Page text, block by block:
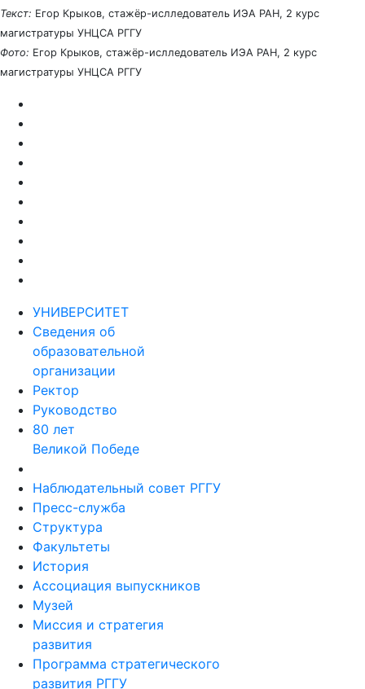
Текст: Егор Крыков, стажёр-ислледователь ИЭА РАН, 2 курс
магистратуры УНЦСА РГГУ
Фото: Егор Крыков, стажёр-ислледователь ИЭА РАН, 2 курс
магистратуры УНЦСА РГГУ
УНИВЕРСИТЕТ
Сведения об
образовательной
организации
Ректор
Руководство
80 лет
Великой Победе
Наблюдательный совет РГГУ
Пресс-служба
Структура
Факультеты
История
Ассоциация выпускников
Музей
Миссия и стратегия
развития
Программа стратегического
развития РГГУ